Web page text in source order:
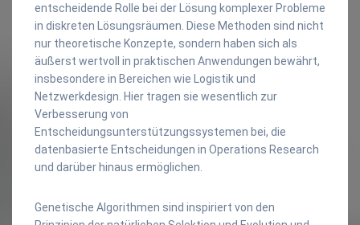
entscheidende Rolle bei der Lösung komplexer Probleme
in diskreten Lösungsräumen. Diese Methoden sind nicht
nur theoretische Konzepte, sondern haben sich als
äußerst wertvoll in praktischen Anwendungen bewährt,
insbesondere in Bereichen wie Logistik und
Netzwerkdesign. Hier tragen sie wesentlich zur
Verbesserung von
Entscheidungsunterstützungssystemen bei, die
datenbasierte Entscheidungen in Operations Research
und darüber hinaus ermöglichen.
Genetische Algorithmen sind inspiriert von den